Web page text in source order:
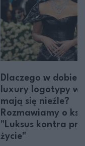
Dlaczego w dobie
luxury logotypy
mają się nieźle?
Rozmawiamy o
"Luksus kontra
życie"